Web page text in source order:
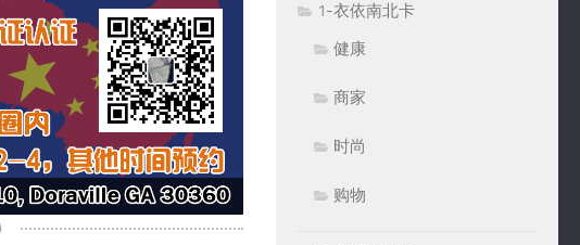
1-衣依南北卡
健康
商家
时尚
购物